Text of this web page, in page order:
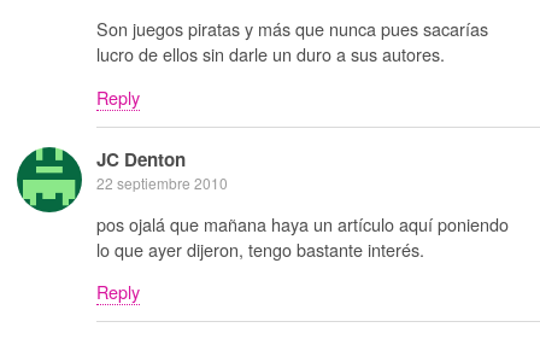
Son juegos piratas y más que nunca pues sacarías
lucro de ellos sin darle un duro a sus autores.
Reply
JC Denton
22 septiembre 2010
pos ojalá que mañana haya un artículo aquí poniendo
lo que ayer dijeron, tengo bastante interés.
Reply